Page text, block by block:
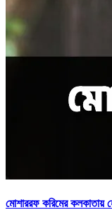
মোশাররফ করিমের কলকাতায়